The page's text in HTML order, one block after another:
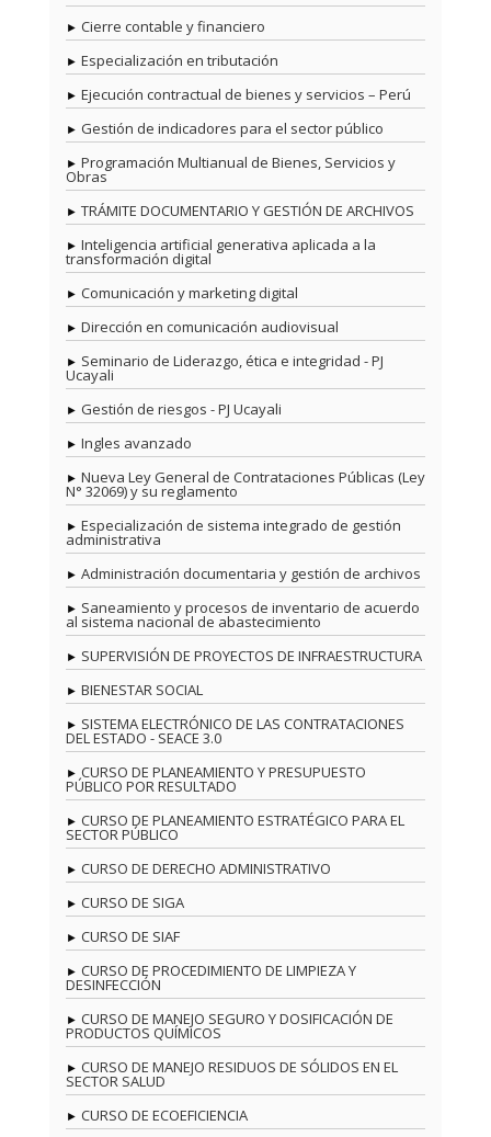
Cierre contable y financiero
Especialización en tributación
Ejecución contractual de bienes y servicios – Perú
Gestión de indicadores para el sector público
Programación Multianual de Bienes, Servicios y
Obras
TRÁMITE DOCUMENTARIO Y GESTIÓN DE ARCHIVOS
Inteligencia artificial generativa aplicada a la
transformación digital
Comunicación y marketing digital
Dirección en comunicación audiovisual
Seminario de Liderazgo, ética e integridad - PJ
Ucayali
Gestión de riesgos - PJ Ucayali
Ingles avanzado
Nueva Ley General de Contrataciones Públicas (Ley
N° 32069) y su reglamento
Especialización de sistema integrado de gestión
administrativa
Administración documentaria y gestión de archivos
Saneamiento y procesos de inventario de acuerdo
al sistema nacional de abastecimiento
SUPERVISIÓN DE PROYECTOS DE INFRAESTRUCTURA
BIENESTAR SOCIAL
SISTEMA ELECTRÓNICO DE LAS CONTRATACIONES
DEL ESTADO - SEACE 3.0
CURSO DE PLANEAMIENTO Y PRESUPUESTO
PÚBLICO POR RESULTADO
CURSO DE PLANEAMIENTO ESTRATÉGICO PARA EL
SECTOR PÚBLICO
CURSO DE DERECHO ADMINISTRATIVO
CURSO DE SIGA
CURSO DE SIAF
CURSO DE PROCEDIMIENTO DE LIMPIEZA Y
DESINFECCIÓN
CURSO DE MANEJO SEGURO Y DOSIFICACIÓN DE
PRODUCTOS QUÍMICOS
CURSO DE MANEJO RESIDUOS DE SÓLIDOS EN EL
SECTOR SALUD
CURSO DE ECOEFICIENCIA